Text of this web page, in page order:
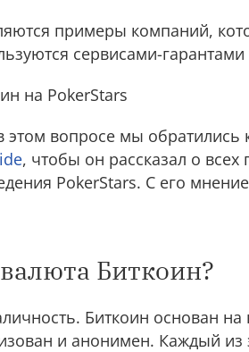
примеры компаний,
сервисами-гарантами
на PokerStars
этом вопросе мы
, чтобы он рассказал о
PokerStars. С его
Биткоин?
Биткоин основан на
и анонимен. Каждый из